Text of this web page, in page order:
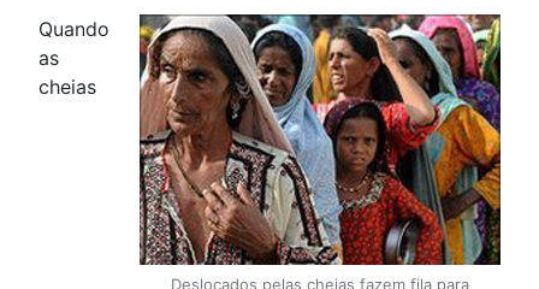
Deslocados pelas cheias fazem fila para
Quando
as
cheias